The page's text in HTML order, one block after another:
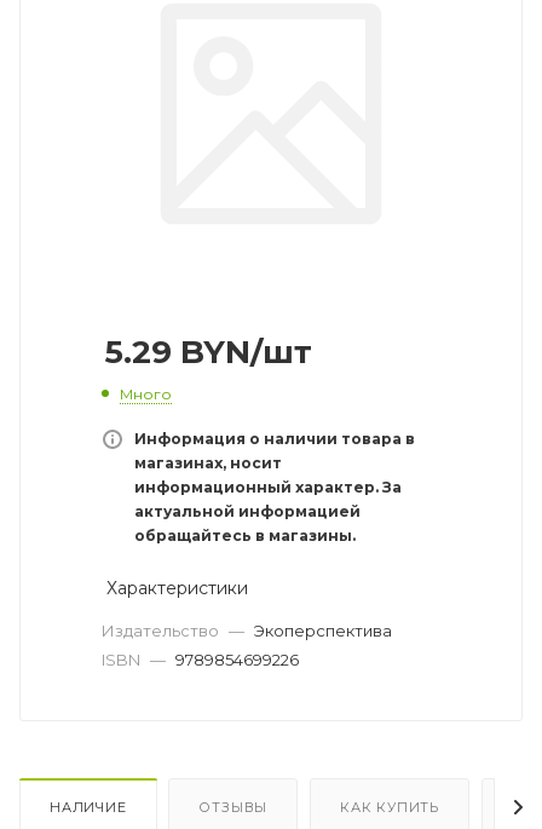
5.29 BYN/шт
Много
Информация о наличии товара в
магазинах, носит
информационный характер. За
актуальной информацией
обращайтесь в магазины.
Характеристики
Издательство — Экоперспектива
ISBN — 9789854699226
НАЛИЧИЕ ОТЗЫВЫ КАК КУПИТЬ